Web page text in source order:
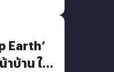
Earth’
บ้าน ให้